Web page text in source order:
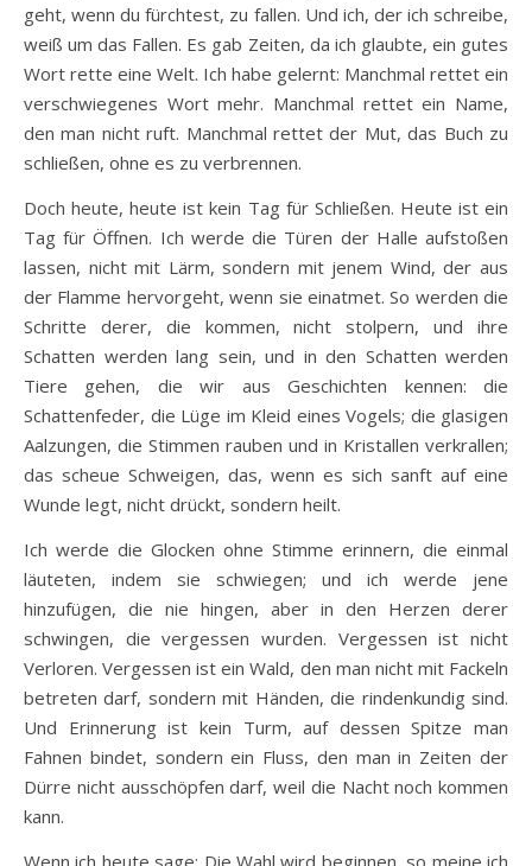
geht, wenn du fürchtest, zu fallen. Und ich, der ich schreibe,
weiß um das Fallen. Es gab Zeiten, da ich glaubte, ein gutes
Wort rette eine Welt. Ich habe gelernt: Manchmal rettet ein
verschwiegenes Wort mehr. Manchmal rettet ein Name,
den man nicht ruft. Manchmal rettet der Mut, das Buch zu
schließen, ohne es zu verbrennen.
Doch heute, heute ist kein Tag für Schließen. Heute ist ein
Tag für Öffnen. Ich werde die Türen der Halle aufstoßen
lassen, nicht mit Lärm, sondern mit jenem Wind, der aus
der Flamme hervorgeht, wenn sie einatmet. So werden die
Schritte derer, die kommen, nicht stolpern, und ihre
Schatten werden lang sein, und in den Schatten werden
Tiere gehen, die wir aus Geschichten kennen: die
Schattenfeder, die Lüge im Kleid eines Vogels; die glasigen
Aalzungen, die Stimmen rauben und in Kristallen verkrallen;
das scheue Schweigen, das, wenn es sich sanft auf eine
Wunde legt, nicht drückt, sondern heilt.
Ich werde die Glocken ohne Stimme erinnern, die einmal
läuteten, indem sie schwiegen; und ich werde jene
hinzufügen, die nie hingen, aber in den Herzen derer
schwingen, die vergessen wurden. Vergessen ist nicht
Verloren. Vergessen ist ein Wald, den man nicht mit Fackeln
betreten darf, sondern mit Händen, die rindenkundig sind.
Und Erinnerung ist kein Turm, auf dessen Spitze man
Fahnen bindet, sondern ein Fluss, den man in Zeiten der
Dürre nicht ausschöpfen darf, weil die Nacht noch kommen
kann.
Wenn ich heute sage: Die Wahl wird beginnen, so meine ich